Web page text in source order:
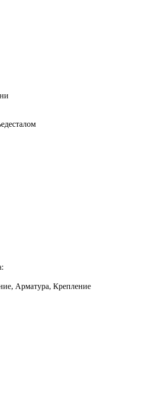
Арматура, Крепление